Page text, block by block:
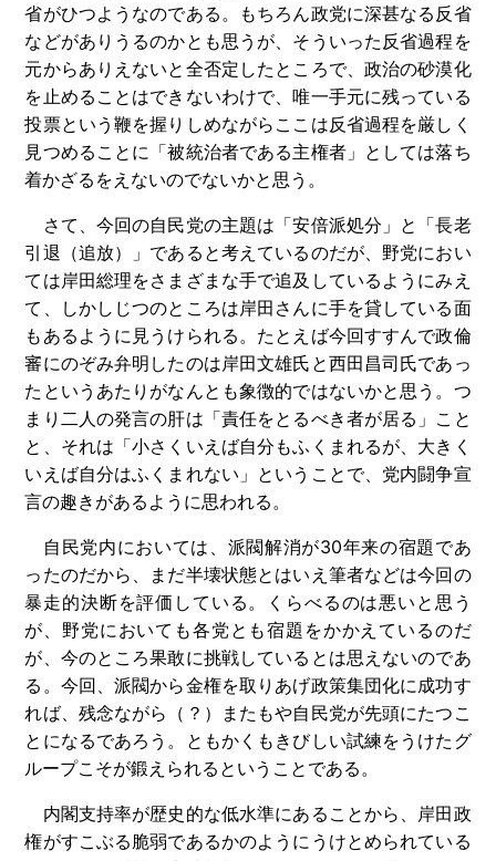
省がひつようなのである。もちろん政党に深甚なる反省
などがありうるのかとも思うが、そういった反省過程を
元からありえないと全否定したところで、政治の砂漠化
を止めることはできないわけで、唯一手元に残っている
投票という鞭を握りしめながらここは反省過程を厳しく
見つめることに「被統治者である主権者」としては落ち
着かざるをえないのでないかと思う。
さて、今回の自民党の主題は「安倍派処分」と「長老
引退（追放）」であると考えているのだが、野党におい
ては岸田総理をさまざまな手で追及しているようにみえ
て、しかしじつのところは岸田さんに手を貸している面
もあるように見うけられる。たとえば今回すすんで政倫
審にのぞみ弁明したのは岸田文雄氏と西田昌司氏であっ
たというあたりがなんとも象徴的ではないかと思う。つ
まり二人の発言の肝は「責任をとるべき者が居る」こと
と、それは「小さくいえば自分もふくまれるが、大きく
いえば自分はふくまれない」ということで、党内闘争宣
言の趣きがあるように思われる。
自民党内においては、派閥解消が30年来の宿題であ
ったのだから、まだ半壊状態とはいえ筆者などは今回の
暴走的決断を評価している。くらべるのは悪いと思う
が、野党においても各党とも宿題をかかえているのだ
が、今のところ果敢に挑戦しているとは思えないのであ
る。今回、派閥から金権を取りあげ政策集団化に成功す
れば、残念ながら（？）またもや自民党が先頭にたつこ
とになるであろう。ともかくもきびしい試練をうけたグ
ループこそが鍛えられるということである。
内閣支持率が歴史的な低水準にあることから、岸田政
権がすこぶる脆弱であるかのようにうけとめられている